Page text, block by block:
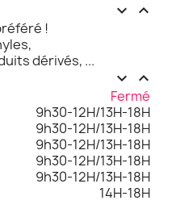
 
!
dérivés, ...
 
Fermé
9h30-12H/13H-18H
9h30-12H/13H-18H
9h30-12H/13H-18H
9h30-12H/13H-18H
9h30-12H/13H-18H
14H-18H